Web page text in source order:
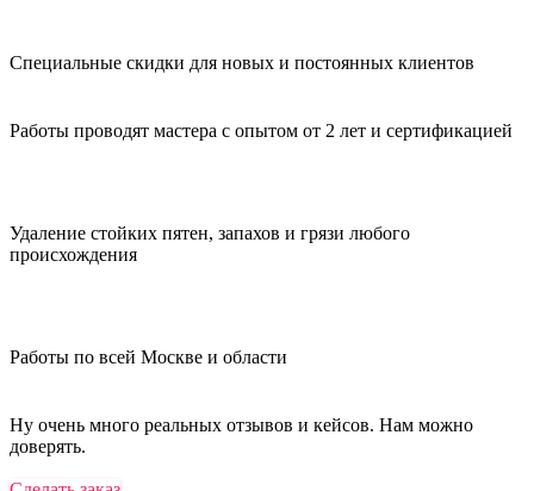
Специальные скидки для новых и постоянных клиентов
Работы проводят мастера с опытом от 2 лет и сертификацией
Удаление стойких пятен, запахов и грязи любого
происхождения
Работы по всей Москве и области
Ну очень много реальных отзывов и кейсов. Нам можно
доверять.